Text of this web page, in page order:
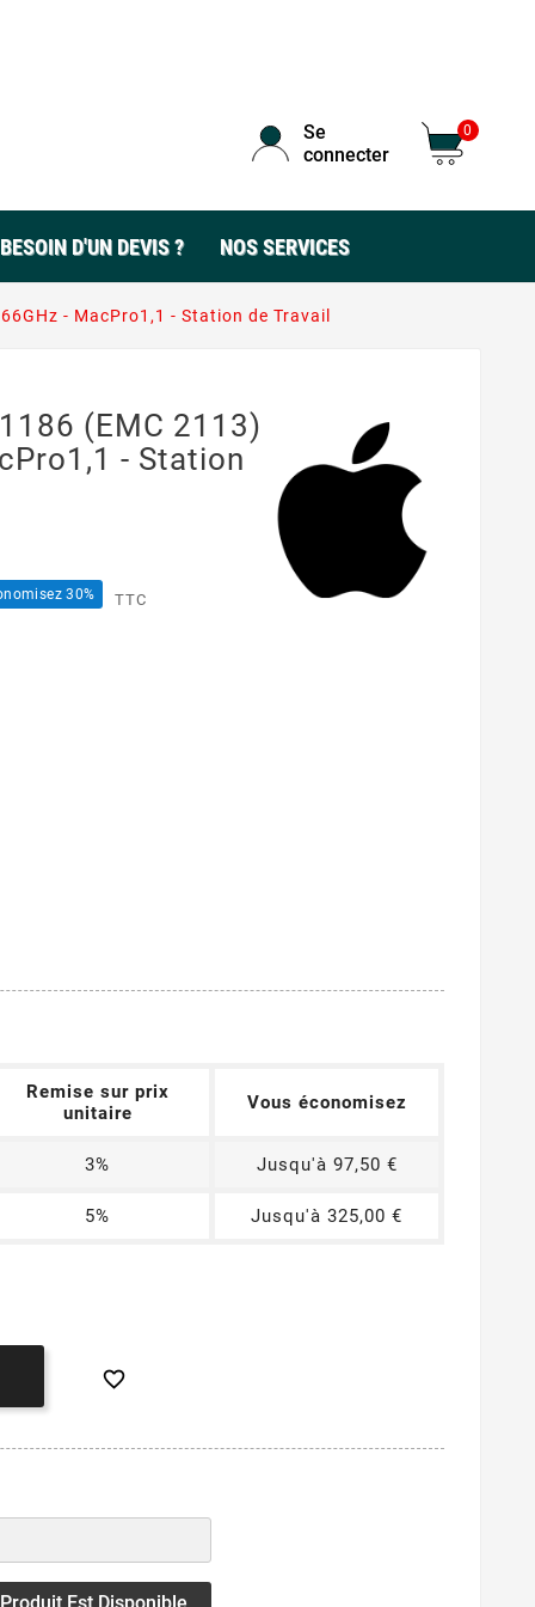
Se
connecter
0
BESOIN D'UN DEVIS ? NOS SERVICES
- MacPro1,1 - Station de Travail
(EMC 2113)
- Station
30% TTC
Remise sur prix
unitaire
Vous économisez
3% Jusqu'à 97,50 €
5% Jusqu'à 325,00 €
